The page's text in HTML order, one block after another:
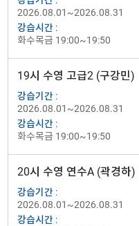
2026.08.01~2026.08.31
강습시간 :
화수목금 19:00~19:50
19시 수영 고급2 (구강민)
강습기간 :
2026.08.01~2026.08.31
강습시간 :
화수목금 19:00~19:50
20시 수영 연수A (곽경하)
강습기간 :
2026.08.01~2026.08.31
강습시간 :